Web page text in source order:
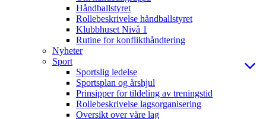
Håndballstyret
Rollebeskrivelse håndballstyret
Klubbhuset Nivå 1
Rutine for konflikthåndtering
Nyheter
Sport
Sportslig ledelse
Sportsplan og årshjul
Prinsipper for tildeling av treningstid
Rollebeskrivelse lagsorganisering
Oversikt over våre lag